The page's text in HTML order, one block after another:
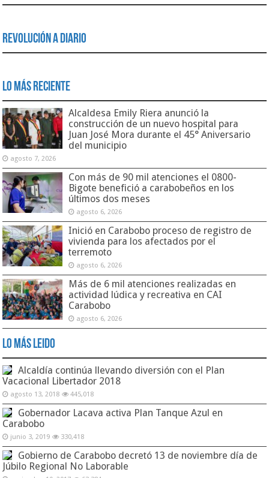
Revolución a Diario
Lo Más Reciente
Alcaldesa Emily Riera anunció la
construcción de un nuevo hospital para
Juan José Mora durante el 45° Aniversario
del municipio
agosto 7, 2026
Con más de 90 mil atenciones el 0800-
Bigote benefició a carabobeños en los
últimos dos meses
agosto 6, 2026
Inició en Carabobo proceso de registro de
vivienda para los afectados por el
terremoto
agosto 6, 2026
Más de 6 mil atenciones realizadas en
actividad lúdica y recreativa en CAI
Carabobo
agosto 6, 2026
Lo Más Leido
Alcaldía continúa llevando diversión con el Plan
Vacacional Libertador 2018
agosto 13, 2018 445,018
Gobernador Lacava activa Plan Tanque Azul en
Carabobo
junio 3, 2019 330,418
Gobierno de Carabobo decretó 13 de noviembre día de
Júbilo Regional No Laborable